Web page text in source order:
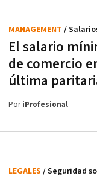
El salario
de comercio
última
MANAGEMENT /
PoriProfesional
LEGALES / Seguridad